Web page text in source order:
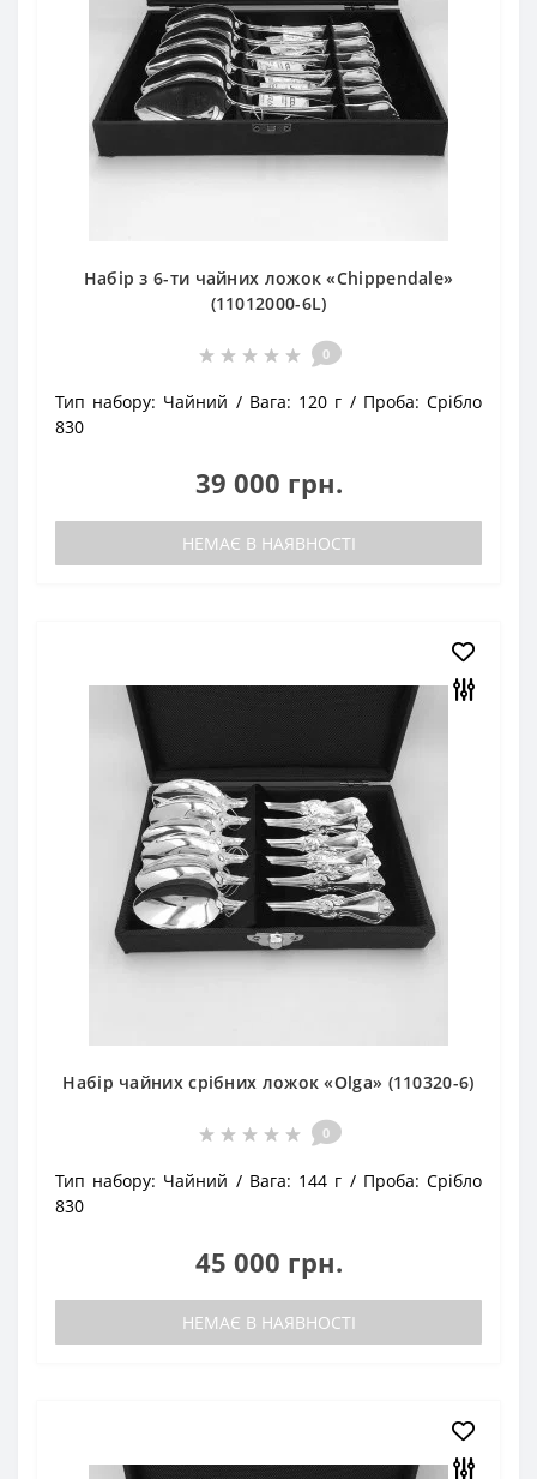
Набір з 6-ти чайних ложок «Chippendale»
(11012000-6L)
0
Тип набору: Чайний Вага: 120 г Проба: Срібло
830
39 000 грн.
НЕМАЄ В НАЯВНОСТІ
Набір чайних срібних ложок «Olga» (110320-6)
0
Тип набору: Чайний Вага: 144 г Проба: Срібло
830
45 000 грн.
НЕМАЄ В НАЯВНОСТІ